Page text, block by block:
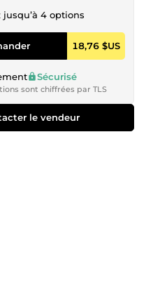
jusqu’à 4 options
18,76 $US
Sécurisé
sont chiffrées par TLS
le vendeur